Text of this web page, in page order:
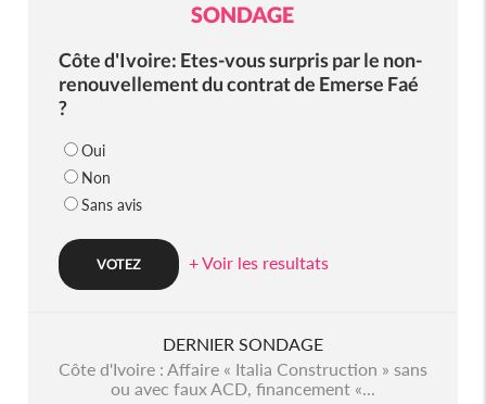
SONDAGE
Côte d'Ivoire: Etes-vous surpris par le non-
renouvellement du contrat de Emerse Faé
?
Oui
Non
Sans avis
+ Voir les resultats
DERNIER SONDAGE
Côte d'Ivoire : Affaire « Italia Construction » sans
ou avec faux ACD, financement «...